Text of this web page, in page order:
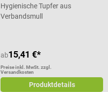
Hygienische Tupfer aus
Verbandsmull
ab15,41 €*
Preise inkl. MwSt. zzgl.
Versandkosten
Produktdetails